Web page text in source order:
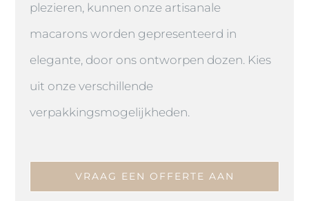
plezieren, kunnen onze artisanale
macarons worden gepresenteerd in
elegante, door ons ontworpen dozen. Kies
uit onze verschillende
verpakkingsmogelijkheden.
VRAAG EEN OFFERTE AAN